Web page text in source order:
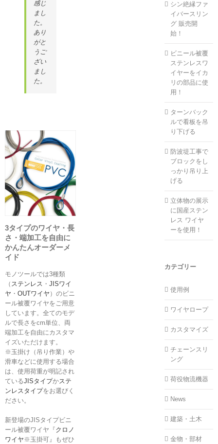
感じ
まし
た。
あり
がと
うご
ざい
まし
た。
3タイプのワイヤ・長
さ・端加工を自由に
かんたんオーダーメ
イド
モノツールでは3種類
（ ステンレス ・ JISワイ
ヤ ・ OUTワイヤ ）のビニ
ール被覆ワイヤをご用意
しています。全てのモデ
ルで長さをcm単位、両
端加工を自由にカスタマ
イズいただけます。
※玉掛け（吊り作業）や
滑車などに使用する場合
は、使用荷重が明記され
ているJISタイプかステ
ンレスタイプをお選びく
ださい。
新登場のJISタイプビニ
ール被覆ワイヤ『クロノ
ワイヤ ※玉掛可』もぜひ
シン絶縁ファ
イバースリン
グ 販売開
始！
ビニール被覆
ステンレスワ
イヤーをイカ
リの部品に使
用！
ターンバック
ルで看板を吊
り下げる
防波堤工事で
ブロックをし
っかり吊り上
げる
立体物の展示
に国産ステン
レス ワイヤ
ーを使用！
カテゴリー
使用例
ワイヤロープ
カスタマイズ
チェーンスリ
ング
荷役物流機器
News
建築・土木
金物・部材